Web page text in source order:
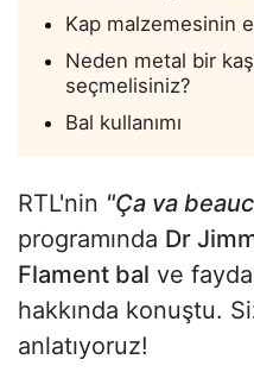
Kap malzemesinin
Neden metal bir
seçmelisiniz?
Bal kullanımı
RTL'nin "Ça va
programında Dr
Flament bal ve
hakkında konuştu.
anlatıyoruz!